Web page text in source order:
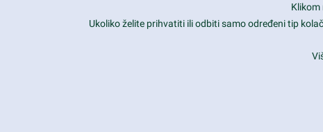
Klikom
Ukoliko želite prihvatiti ili odbiti samo određeni tip